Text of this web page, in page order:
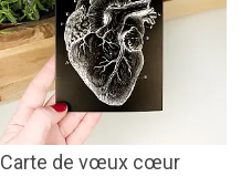
Carte de vœux cœur